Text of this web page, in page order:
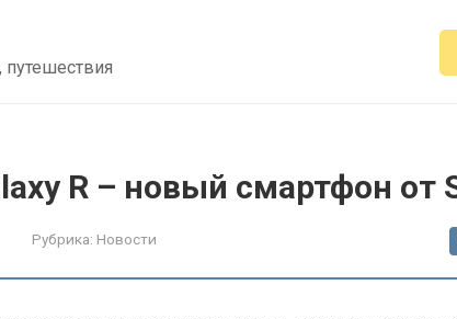
R – новый смартфон от
Рубрика: Новости